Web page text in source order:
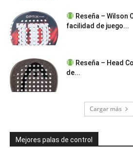
Reseña – Wilson
facilidad de juego...
Reseña – Head
de...
Cargar más
Mejores palas de control